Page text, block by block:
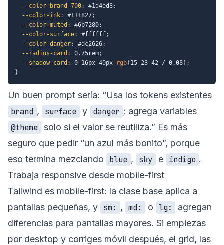
--color-brand-700: #1d4ed8;
--color-ink: #111827;
--color-muted : #6b7280;
--color-surface: #ffffff;
--color-danger: #dc2626;
--radius-card : 0.75rem;
--shadow-card : 0 16px 40px rgb( 15 23 42 / 0.08) ;
}
Un buen prompt sería: “Usa los tokens existentes
brand , surface y danger ; agrega variables
@theme
solo si el valor se reutiliza.” Es más
seguro que pedir “un azul más bonito”, porque
eso termina mezclando
blue , sky e indigo .
Trabaja responsive desde mobile-first
Tailwind es mobile-first: la clase base aplica a
pantallas pequeñas, y sm: , md: o lg:
agregan
diferencias para pantallas mayores. Si empiezas
por desktop y corriges móvil después, el grid, las